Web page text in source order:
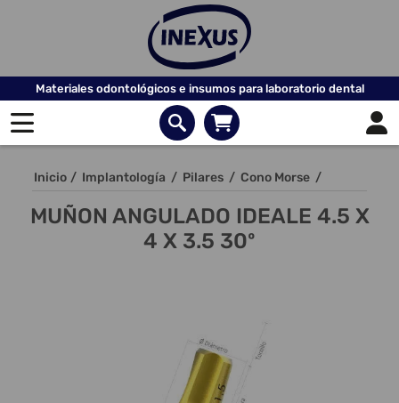
Materiales odontológicos e insumos para laboratorio dental
Inicio / Implantología / Pilares / Cono Morse /
MUÑON ANGULADO IDEALE 4.5 X
4 X 3.5 30º